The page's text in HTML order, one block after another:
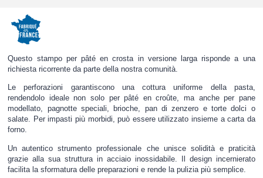
Questo stampo per pâté en crosta in versione larga risponde a una
richiesta ricorrente da parte della nostra comunità.
Le perforazioni garantiscono una cottura uniforme della pasta,
rendendolo ideale non solo per pâté en croûte, ma anche per pane
modellato, pagnotte speciali, brioche, pan di zenzero e torte dolci o
salate. Per impasti più morbidi, può essere utilizzato insieme a carta da
forno.
Un autentico strumento professionale che unisce solidità e praticità
grazie alla sua struttura in acciaio inossidabile. Il design incernierato
facilita la sformatura delle preparazioni e rende la pulizia più semplice.